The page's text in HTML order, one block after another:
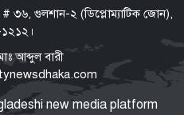
তৈরির সংস্কৃতি গণতন্ত্রকে দুর্বল
ফখরুল
দাম আকাশ ছোঁয়া,
৩৬, গুলশান-২ (ডিপ্লোম্যাটিক জোন),
১২১২।
আব্দুল বারী
new media platform